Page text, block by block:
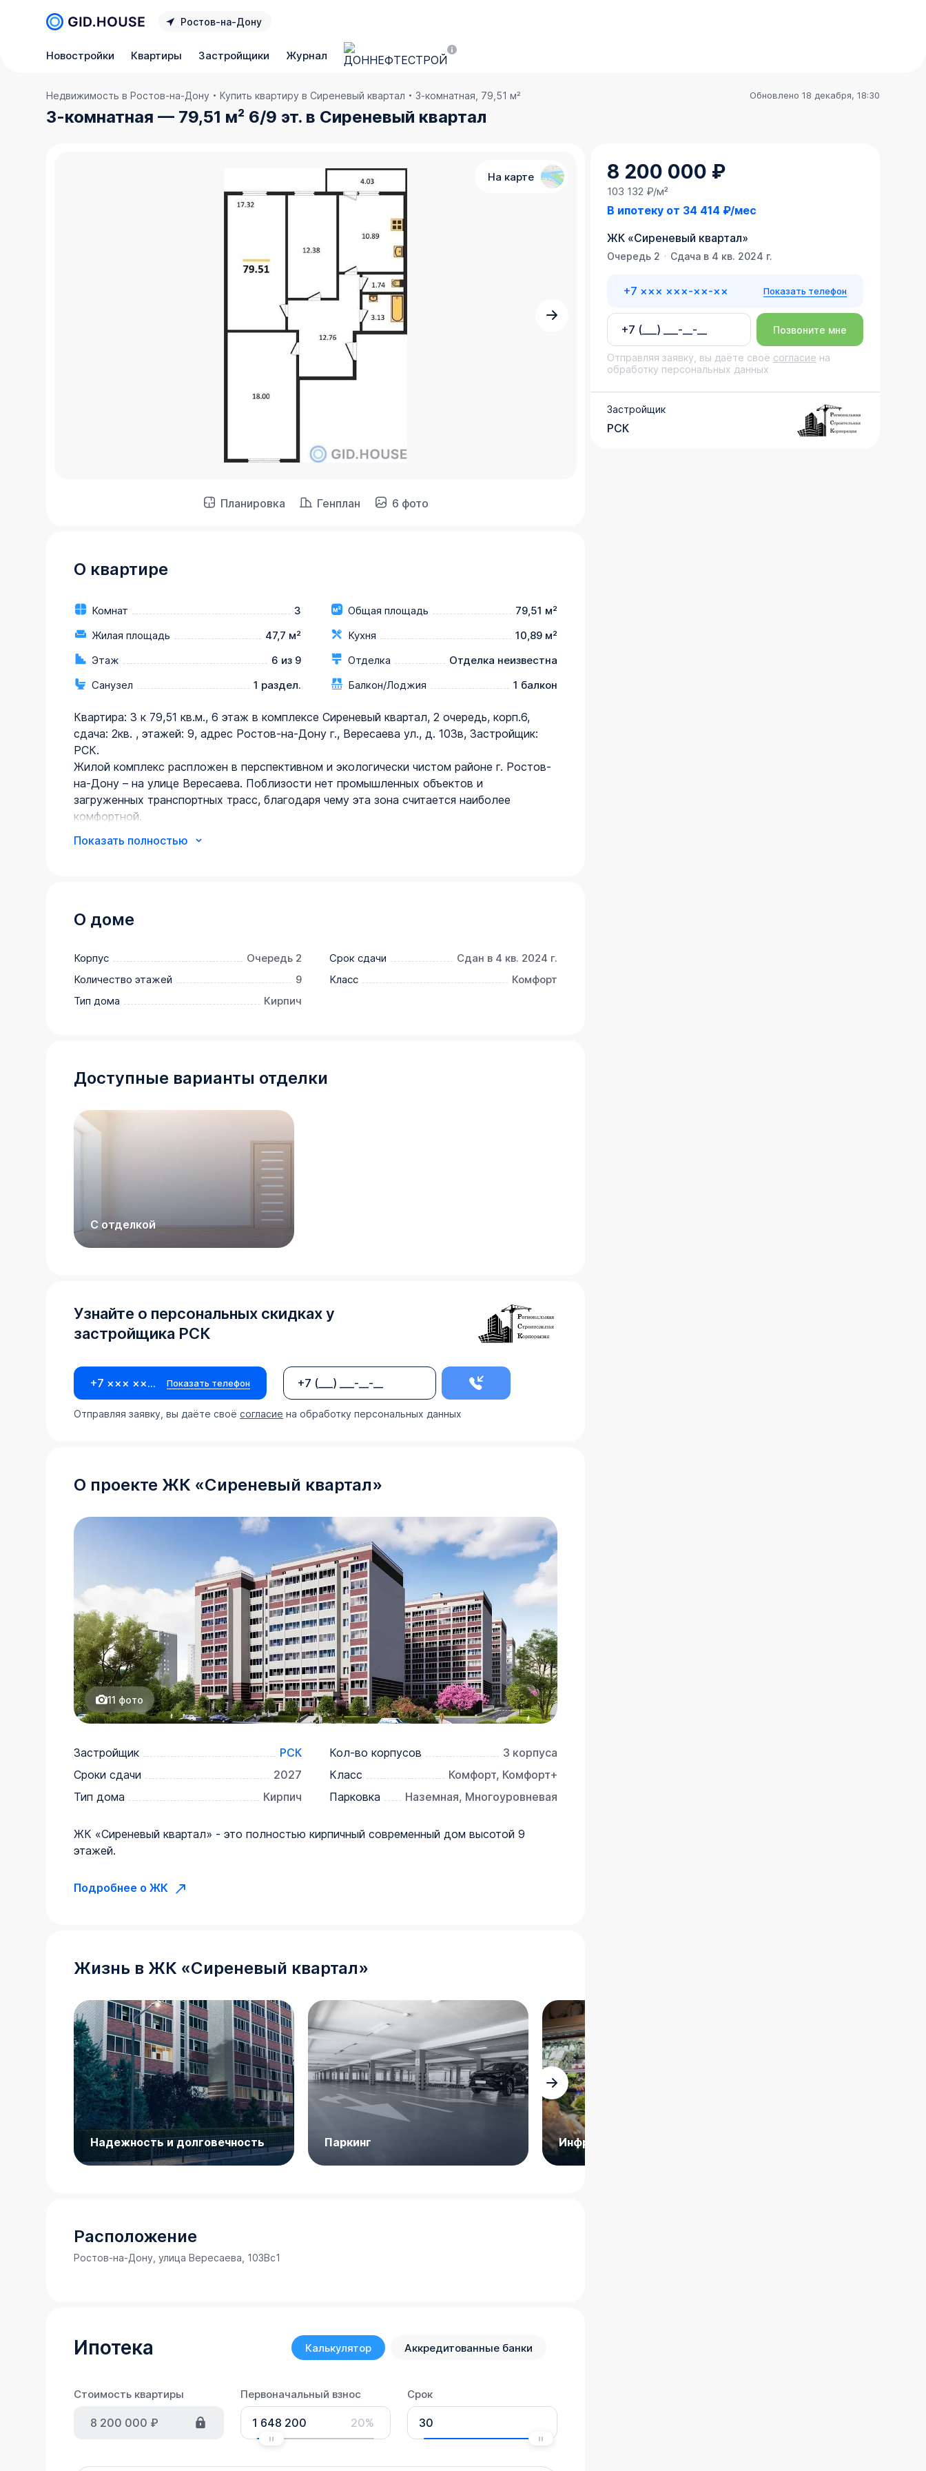
Ростов‑на‑Дону
Новостройки Квартиры Застройщики Журнал
Недвижимость в Ростов‑на‑Дону Купить квартиру в Сиреневый квартал 3-комнатная, 79,51 м²
3-комнатная — 79,51 м² 6/9 эт. в Сиреневый квартал
Обновлено 18 декабря, 18:30
Планировка Генплан 6 фото
На карте
О квартире
Комнат 3 Общая площадь
79,51 м²
Жилая площадь
47,7 м² Кухня
10,89 м²
Этаж
6 из 9 Отделка
Отделка неизвестна
Санузел
1 раздел. Балкон/Лоджия 1 балкон
Квартира: 3 к 79,51 кв.м., 6 этаж в комплексе Сиреневый квартал, 2 очередь, корп.6,
сдача: 2кв. , этажей: 9, адрес Ростов-на-Дону г., Вересаева ул., д. 103в, Застройщик:
РСК.
Жилой комплекс распложен в перспективном и экологически чистом районе г. Ростов-
на-Дону – на улице Вересаева. Поблизости нет промышленных объектов и
загруженных транспортных трасс, благодаря чему эта зона считается наиболее
комфортной.
В шаговой доступности расположена улица 40-летия Победы, где размещено
- технический этаж. Дом полностью кирпичный. Высота жилых этажей 2,8 м.
Благоустройство придомовой территории включает в себя организацию пешеходных
парковочные места.
Показать полностью
О доме
Корпус Очередь 2 Срок сдачи
Сдан в 4 кв. 2024 г.
Количество этажей
9 Класс
Комфорт
Тип дома
Кирпич
Доступные варианты отделки
С отделкой
Узнайте о персональных скидках у
застройщика РСК
+7 ××× ×××-××-××Показать телефон
Отправляя заявку, вы даёте своёсогласие на обработку персональных данных
О проекте ЖК «Сиреневый квартал»
11 фото
Застройщик РСК Кол-во корпусов
3 корпуса
Сроки сдачи
2027 Класс
Комфорт, Комфорт+
Тип дома
Кирпич Парковка Наземная, Многоуровневая
ЖК «Сиреневый квартал» - это полностью кирпичный современный дом высотой 9
этажей.
Подробнее о ЖК
Жизнь в ЖК «Сиреневый квартал»
Надежность и долговечность Паркинг Инфраструктура
Расположение
Ростов-на-Дону, улица Вересаева, 103Вс1
Ипотека Калькулятор Аккредитованные банки
Стоимость квартиры
8 200 000 ₽
Первоначальный взнос
20%
Срок
8 200 000 ₽
103 132 ₽/м²
В ипотеку от 34 414 ₽/мес
ЖК«Сиреневый квартал»
Очередь 2 Сдача в 4 кв. 2024 г.
+7 ××× ×××-××-×× Показать телефон
Позвоните мне
Отправляя заявку, вы даёте своё согласие на
обработку персональных данных
Застройщик
РСК